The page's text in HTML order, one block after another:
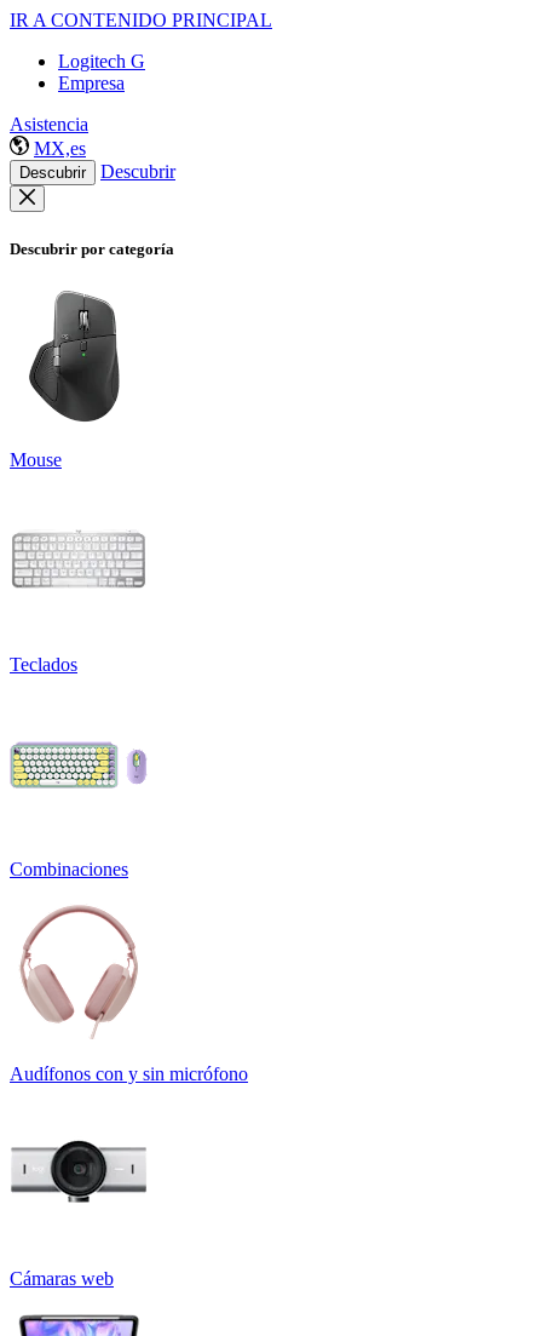
IR A CONTENIDO PRINCIPAL
Logitech G
Empresa
Asistencia
MX,es
Descubrir Descubrir
Descubrir por categoría
Mouse
Teclados
Combinaciones
Audífonos con y sin micrófono
Cámaras web